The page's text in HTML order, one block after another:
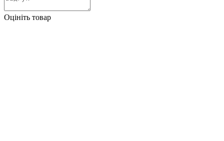
Оцініть товар